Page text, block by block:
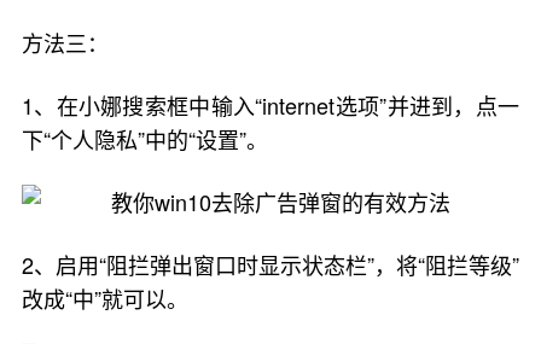
方法三：
1、在小娜搜索框中输入“internet选项”并进到，点一
下“个人隐私”中的“设置”。
2、启用“阻拦弹出窗口时显示状态栏”，将“阻拦等级”
改成“中”就可以。